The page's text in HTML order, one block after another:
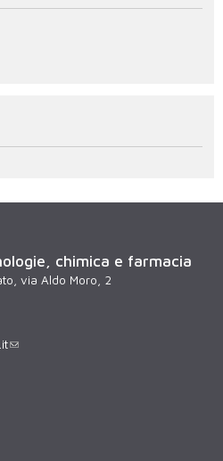
chimica e farmacia
via Aldo Moro, 2